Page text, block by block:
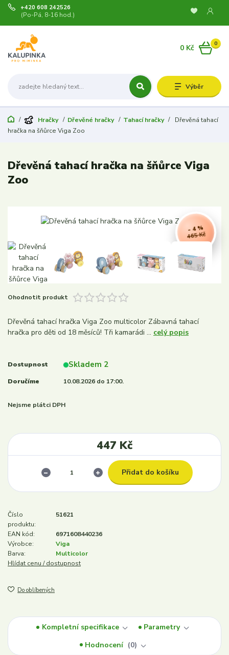
Výběr
+420 608 242526
(Po-Pá, 8-16 hod.)
0
0 Kč
Hračky Dřevěné hračky Tahací hračky
Dřevěná tahací
hračka na šňůrce Viga Zoo
Dřevěná tahací hračka na šňůrce Viga
Zoo
465 Kč
- 4 %
Ohodnotit produkt
Dřevěná tahací hračka Viga Zoo multicolor Zábavná tahací
hračka pro děti od 18 měsíců! Tři kamarádi ... celý popis
Dostupnost Skladem 2
Doručíme 10.08.2026 do 17:00.
Nejsme plátci DPH
447 Kč
Přidat do košíku
Číslo
produktu:
51621
EAN kód:
6971608440236
Výrobce:
Viga
Barva:
Multicolor
Hlídat cenu / dostupnost
Do oblíbených
Kompletní specifikace
Parametry
Hodnocení
0